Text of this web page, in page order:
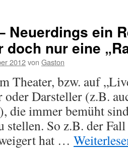
Neuerdings ein
doch nur eine
2012von Gaston
Theater, bzw. auf
oder Darsteller (z.B.
die immer bemüht
stellen. So z.B. der
hat …